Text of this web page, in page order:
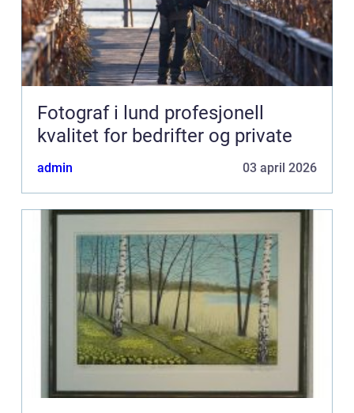
Fotograf i lund profesjonell
kvalitet for bedrifter og private
admin 03 april 2026